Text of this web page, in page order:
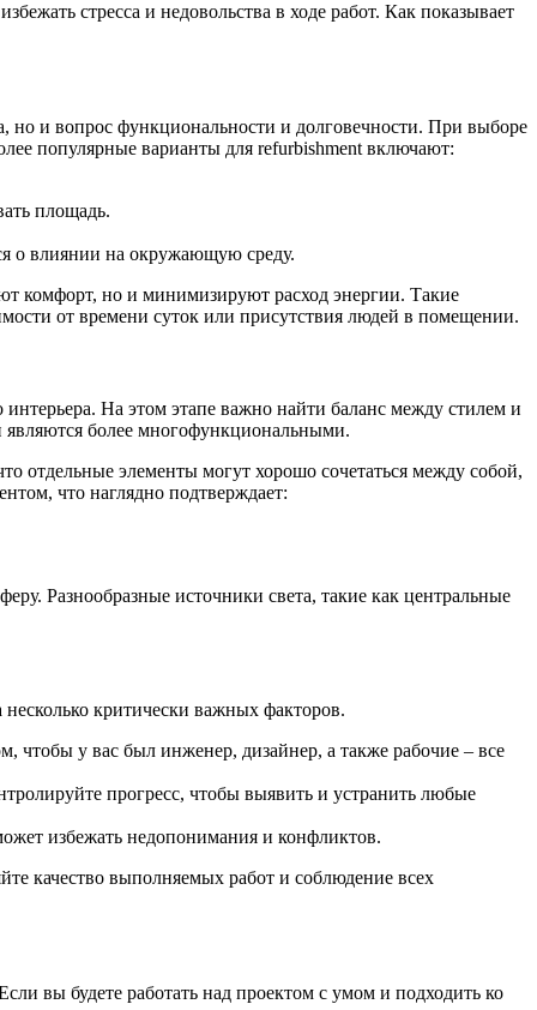
стресса и недовольства в ходе работ. Как показывает
но и вопрос функциональности и долговечности. При выборе
популярные варианты для refurbishment включают:
площадь.
о влиянии на окружающую среду.
комфорт, но и минимизируют расход энергии. Такие
от времени суток или присутствия людей в помещении.
На этом этапе важно найти баланс между стилем и
являются более многофункциональными.
отдельные элементы могут хорошо сочетаться между собой,
что наглядно подтверждает:
Разнообразные источники света, такие как центральные
критически важных факторов.
у вас был инженер, дизайнер, а также рабочие – все
прогресс, чтобы выявить и устранить любые
избежать недопонимания и конфликтов.
качество выполняемых работ и соблюдение всех
вы будете работать над проектом с умом и подходить ко